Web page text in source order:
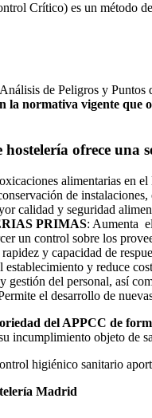
Crítico) es un método
de Peligros y
la normativa vigente que
ofrece una
alimentarias en el
de
calidad y seguridad
PRIMAS: Aumenta
un control sobre los
y capacidad de
y reduce
gestión del personal, así
el desarrollo de
del APPCC de
incumplimiento objeto de
higiénico sanitario
Madrid